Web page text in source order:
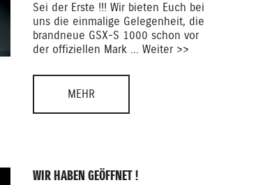
Sei der Erste !!! Wir bieten Euch bei
uns die einmalige Gelegenheit, die
brandneue GSX-S 1000 schon vor
der offiziellen Mark ... Weiter >>
MEHR
WIR HABEN GEÖFFNET !